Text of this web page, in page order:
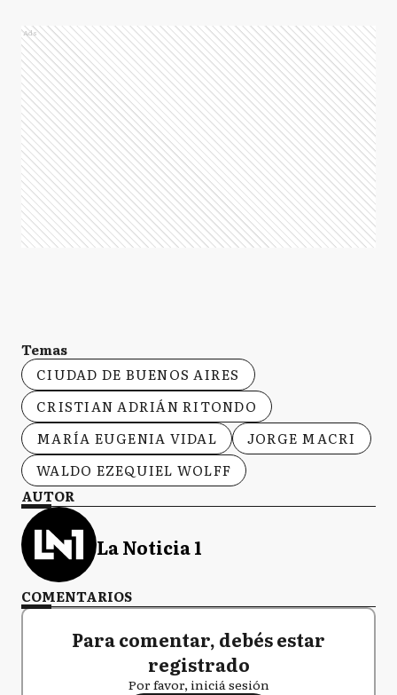
Ads
Temas
CIUDAD DE BUENOS AIRES
CRISTIAN ADRIÁN RITONDO
MARÍA EUGENIA VIDAL
JORGE MACRI
WALDO EZEQUIEL WOLFF
AUTOR
La Noticia 1
COMENTARIOS
Para comentar, debés estar
registrado
Por favor, iniciá sesión